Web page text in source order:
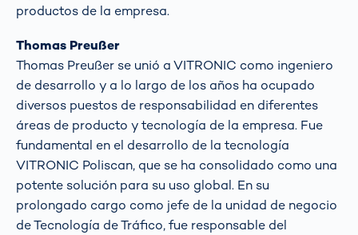
productos de la empresa.
Thomas Preußer
Thomas Preußer se unió a VITRONIC como ingeniero
de desarrollo y a lo largo de los años ha ocupado
diversos puestos de responsabilidad en diferentes
áreas de producto y tecnología de la empresa. Fue
fundamental en el desarrollo de la tecnología
VITRONIC Poliscan, que se ha consolidado como una
potente solución para su uso global. En su
prolongado cargo como jefe de la unidad de negocio
de Tecnología de Tráfico, fue responsable del